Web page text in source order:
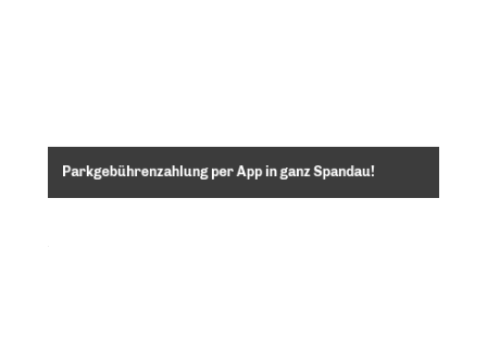
Parkgebührenzahlung per App in ganz Spandau!